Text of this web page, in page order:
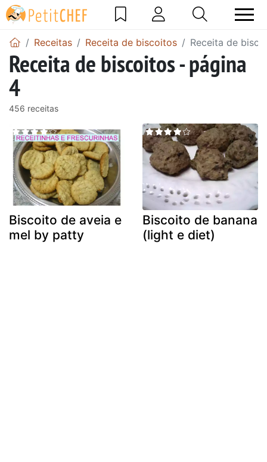
Receitas Receita de biscoitos Receita de
Receita de biscoitos - página
4
456 receitas
Biscoito de aveia e
mel by patty
Biscoito de banana
(light e diet)